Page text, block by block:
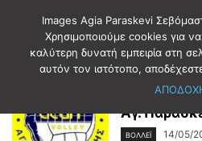
βόλλεϊ
Αγ.
ΒΟΛΛΕΪ 14/05/
Images Agia Paraskevi
Χρησιμοποιούμε cookies για
καλύτερη δυνατή εμπειρία στη
αυτόν τον ιστότοπο,